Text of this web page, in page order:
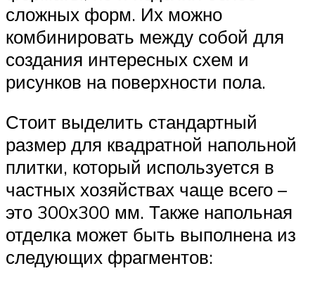
сложных форм. Их можно
комбинировать между собой для
создания интересных схем и
рисунков на поверхности пола.
Стоит выделить стандартный
размер для квадратной напольной
плитки, который используется в
частных хозяйствах чаще всего –
это 300х300 мм. Также напольная
отделка может быть выполнена из
следующих фрагментов: